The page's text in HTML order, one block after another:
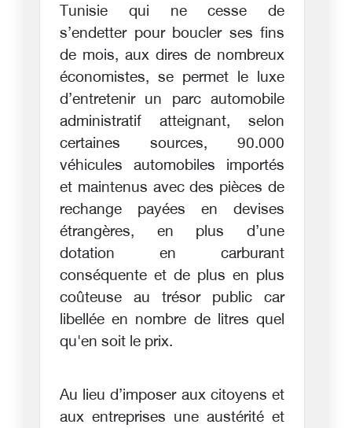
Tunisie qui ne cesse de
s’endetter pour boucler ses fins
de mois, aux dires de nombreux
économistes, se permet le luxe
d’entretenir un parc automobile
administratif atteignant, selon
certaines sources, 90.000
véhicules automobiles importés
et maintenus avec des pièces de
rechange payées en devises
étrangères, en plus d’une
dotation en carburant
conséquente et de plus en plus
coûteuse au trésor public car
libellée en nombre de litres quel
qu'en soit le prix.
Au lieu d’imposer aux citoyens et
aux entreprises une austérité et